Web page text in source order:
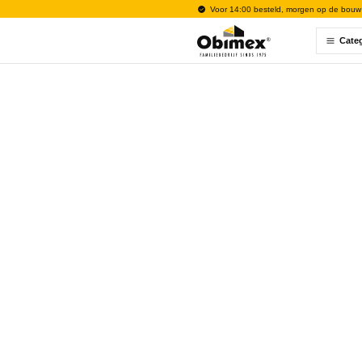
Voor 14:00 besteld, morgen op de bouw